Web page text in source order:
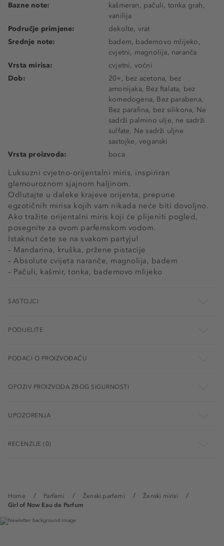
Home Parfemi Ženski parfemi
Ženski mirisi
Girl of Now Eau de Parfum
Luksuzni cvjetno-orijentalni miris, inspiriran
glamouroznom sjajnom haljinom.
Odlutajte u daleke krajeve orijenta, prepune
egzotičnih mirisa kojih vam nikada neće biti dovoljno.
Ako tražite orijentalni miris koji će plijeniti pogled,
posegnite za ovom parfemskom vodom.
Istaknut ćete se na svakom partyju!
– Mandarina, kruška, pržene pistacije
– Absolute cvijeta naranče, magnolija, badem
– Pačuli, kašmir, tonka, bademovo mlijeko
Bazne note:
kašmeran, pačuli, tonka grah,
vanilija
Područje primjene:
dekolte, vrat
Srednje note:
badem, bademovo mlijeko,
cvjetni, magnolija, naranča
Vrsta mirisa:
cvjetni, voćni
Dob:
20+, bez acetona, bez
amonijaka, Bez ftalata, bez
komedogena, Bez parabena,
Bez parafina, bez silikona, Ne
sadrži palmino ulje, ne sadrži
sulfate, Ne sadrži uljne
sastojke, veganski
Vrsta proizvoda:
boca
SASTOJCI
PODIJELITE
PODACI O PROIZVOĐAČU
OPOZIV PROIZVODA ZBOG SIGURNOSTI
UPOZORENJA
RECENZIJE (0)